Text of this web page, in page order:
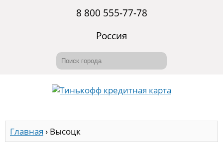
8 800 555-77-78
Россия
Главная › Высоцк